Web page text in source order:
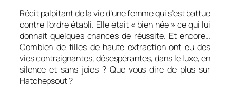
Récit palpitant de la vie d’une femme qui s’est battue
contre l’ordre établi. Elle était « bien née » ce qui lui
donnait quelques chances de réussite. Et encore…
Combien de filles de haute extraction ont eu des
vies contraignantes, désespérantes, dans le luxe, en
silence et sans joies ? Que vous dire de plus sur
Hatchepsout ?